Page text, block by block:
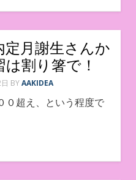
定月謝生さんか
割り箸で！
BY AAKIDEA
０超え、という程度で